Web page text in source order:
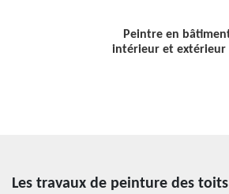
Peintre en
intérieur et extérieur
Les travaux de peinture des